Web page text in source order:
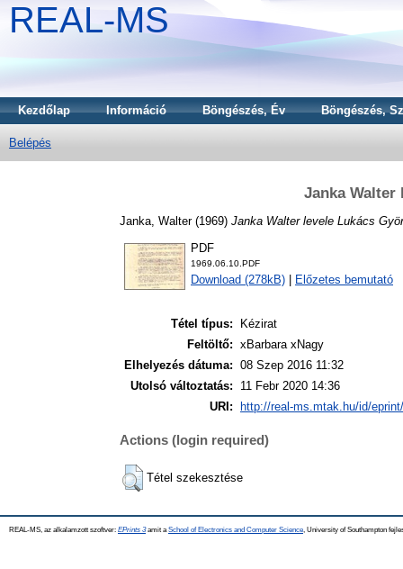
REAL-MS
Kezdőlap Információ Böngészés, Év Böngészés,
Belépés
Janka Walter
Janka, Walter(1969) Janka Walter levele Lukács
PDF
1969.06.10.PDF
Download (278kB) Előzetes bemutató
Tétel típus:
Kézirat
Feltöltő: xBarbara xNagy
Elhelyezés dátuma: 08 Szep 2016 11:32
Utolsó változtatás:
11 Febr 2020 14:36
URI:
http://real-ms.mtak.hu/id/
Actions (login required)
Tétel szekesztése
REAL-MS, az alkalamzott szoftver: EPrints 3amit a School of Electronics and Computer Science , University of Southampton